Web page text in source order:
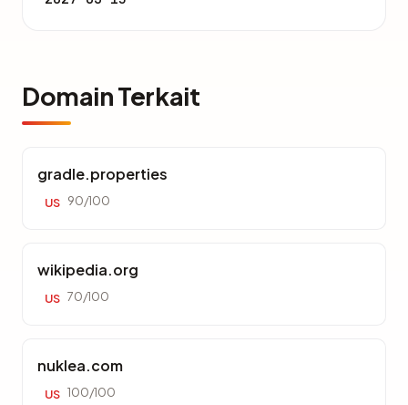
Domain Terkait
gradle.properties
US 90/100
wikipedia.org
US 70/100
nuklea.com
US 100/100